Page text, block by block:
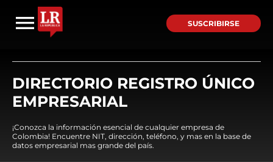
SUSCRIBIRSE
DIRECTORIO REGISTRO ÚNICO
EMPRESARIAL
¡Conozca la información esencial de cualquier empresa de
Colombia! Encuentre NIT, dirección, teléfono, y mas en la base de
datos empresarial mas grande del país.